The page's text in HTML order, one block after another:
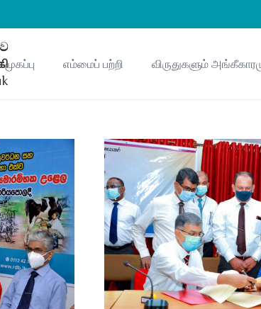
முகப்பு எம்மைப் பற்றி விருதுகளும்